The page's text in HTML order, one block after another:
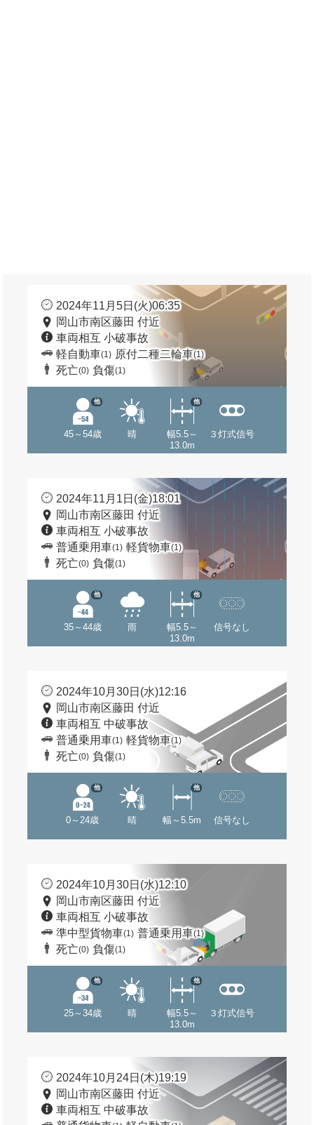
2024年11月5日(火)06:35
岡山市南区藤田 付近
車両相互 小破事故
軽自動車(1) 原付二種二輪車(1)
死亡(0) 負傷(1)
45～54歳
他
晴
幅5.5～
13.0m
他
３灯式信号
2024年11月1日(金)18:01
岡山市南区藤田 付近
車両相互 小破事故
普通乗用車(1) 軽貨物車(1)
死亡(0) 負傷(1)
35～44歳
他
雨
幅5.5～
13.0m
他
信号なし
2024年10月30日(水)12:16
岡山市南区藤田 付近
車両相互 中破事故
普通乗用車(1) 軽貨物車(1)
死亡(0) 負傷(1)
0～24歳
他
晴 幅～5.5m
他
信号なし
2024年10月30日(水)12:10
岡山市南区藤田 付近
車両相互 小破事故
準中型貨物車(1) 普通乗用車(1)
死亡(0) 負傷(1)
25～34歳
他
晴
幅5.5～
13.0m
他
３灯式信号
2024年10月24日(木)19:19
岡山市南区藤田 付近
車両相互 中破事故